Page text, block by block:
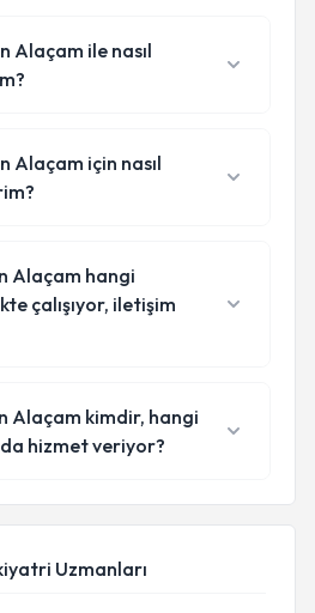
Alaçam ile nasıl
Alaçam için nasıl
Alaçam hangi
çalışıyor, iletişim
Alaçam kimdir, hangi
hizmet veriyor?
Uzmanları